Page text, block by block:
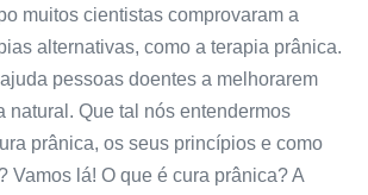
muitos cientistas comprovaram a
alternativas, como a terapia prânica.
pessoas doentes a melhorarem
natural. Que tal nós entendermos
prânica, os seus princípios e como
Vamos lá! O que é cura prânica? A